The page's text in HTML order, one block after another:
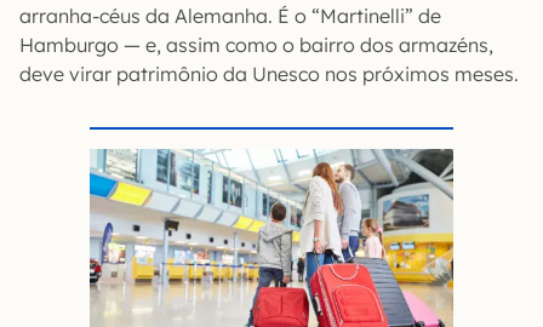
arranha-céus da Alemanha. É o “Martinelli” de
Hamburgo — e, assim como o bairro dos armazéns,
deve virar patrimônio da Unesco nos próximos meses.